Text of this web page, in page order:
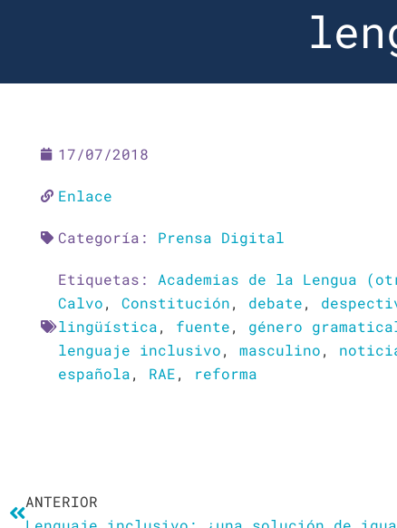
17/07/2018
Enlace
Categoría: Prensa Digital
Etiquetas: Academias de la Lengua
Calvo, Constitución, debate,
lingüística, fuente, género
lenguaje inclusivo, masculino,
española, RAE, reforma
ANTERIOR